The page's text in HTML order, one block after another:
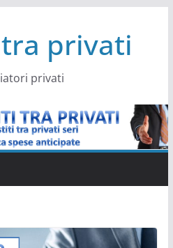
privati
privati